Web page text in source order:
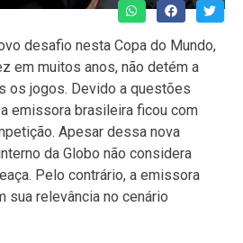
desafio nesta Copa do Mundo,
em muitos anos, não detém a
os jogos. Devido a questões
emissora brasileira ficou com
Apesar dessa nova
da Globo não considera
Pelo contrário, a emissora
sua relevância no cenário